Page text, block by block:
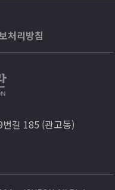
처리방침
길 185 (관고동)